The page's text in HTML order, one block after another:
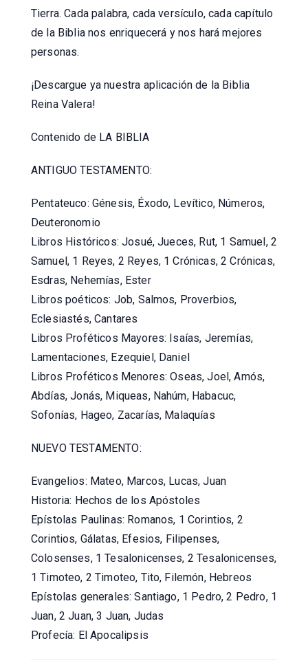
Tierra. Cada palabra, cada versículo, cada capítulo
de la Biblia nos enriquecerá y nos hará mejores
personas.
¡Descargue ya nuestra aplicación de la Biblia
Reina Valera!
Contenido de LA BIBLIA
ANTIGUO TESTAMENTO:
Pentateuco: Génesis, Éxodo, Levítico, Números,
Deuteronomio
Libros Históricos: Josué, Jueces, Rut, 1 Samuel, 2
Samuel, 1 Reyes, 2 Reyes, 1 Crónicas, 2 Crónicas,
Esdras, Nehemías, Ester
Libros poéticos: Job, Salmos, Proverbios,
Eclesiastés, Cantares
Libros Proféticos Mayores: Isaías, Jeremías,
Lamentaciones, Ezequiel, Daniel
Libros Proféticos Menores: Oseas, Joel, Amós,
Abdías, Jonás, Miqueas, Nahúm, Habacuc,
Sofonías, Hageo, Zacarías, Malaquías
NUEVO TESTAMENTO:
Evangelios: Mateo, Marcos, Lucas, Juan
Historia: Hechos de los Apóstoles
Epístolas Paulinas: Romanos, 1 Corintios, 2
Corintios, Gálatas, Efesios, Filipenses,
Colosenses, 1 Tesalonicenses, 2 Tesalonicenses,
1 Timoteo, 2 Timoteo, Tito, Filemón, Hebreos
Epístolas generales: Santiago, 1 Pedro, 2 Pedro, 1
Juan, 2 Juan, 3 Juan, Judas
Profecía: El Apocalipsis